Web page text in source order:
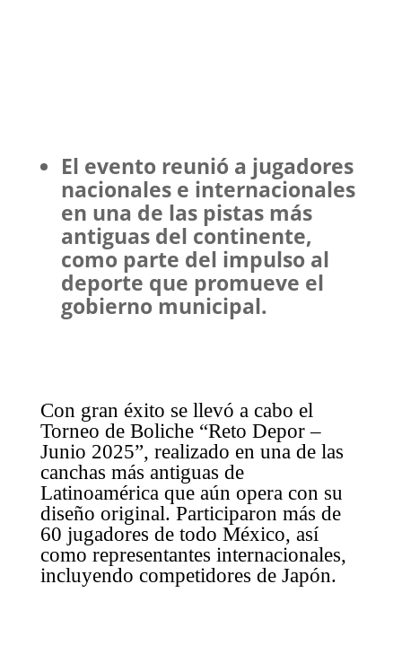
El evento reunió a jugadores
nacionales e internacionales
en una de las pistas más
antiguas del continente,
como parte del impulso al
deporte que promueve el
gobierno municipal.
Con gran éxito se llevó a cabo el
Torneo de Boliche “Reto Depor –
Junio 2025”, realizado en una de las
canchas más antiguas de
Latinoamérica que aún opera con su
diseño original. Participaron más de
60 jugadores de todo México, así
como representantes internacionales,
incluyendo competidores de Japón.